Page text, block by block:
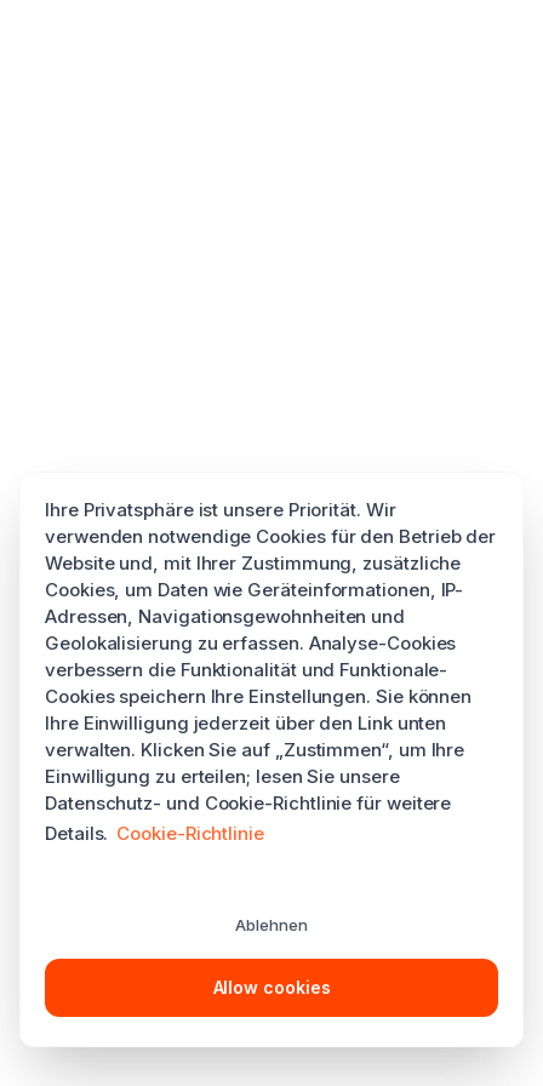
Ihre Privatsphäre ist unsere Priorität. Wir
verwenden notwendige Cookies für den Betrieb der
Website und, mit Ihrer Zustimmung, zusätzliche
Cookies, um Daten wie Geräteinformationen, IP-
Adressen, Navigationsgewohnheiten und
Geolokalisierung zu erfassen. Analyse-Cookies
verbessern die Funktionalität und Funktionale-
Cookies speichern Ihre Einstellungen. Sie können
Ihre Einwilligung jederzeit über den Link unten
verwalten. Klicken Sie auf „Zustimmen“, um Ihre
Einwilligung zu erteilen; lesen Sie unsere
Datenschutz- und Cookie-Richtlinie für weitere
Details. Cookie-Richtlinie
Ablehnen
Allow cookies